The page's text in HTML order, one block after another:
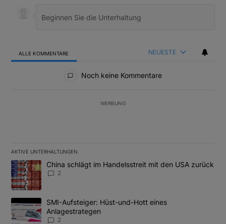
ALLE KOMMENTARE NEUESTE
Noch keine Kommentare
WERBUNG
AKTIVE UNTERHALTUNGEN
Das Folgende ist eine Liste der am meisten kommentierten
Ein Trendartikel mit dem Titel "China schlägt im Handelsstreit
China schlägt im Handelsstreit mit den USA zurück
2
Ein Trendartikel mit dem Titel "SMI-Aufsteiger: Hüst-und-Hott
SMI-Aufsteiger: Hüst-und-Hott eines
Anlagestrategen
2